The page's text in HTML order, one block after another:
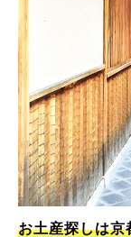
お土産探しは京